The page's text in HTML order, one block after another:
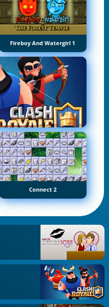
Fireboy And Watergirl 1
Connect 2